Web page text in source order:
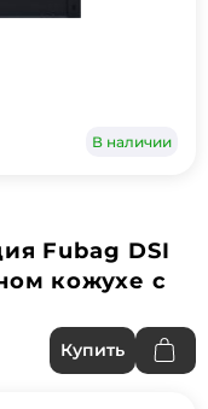
В наличии
Fubag DSI
кожухе с
Купить